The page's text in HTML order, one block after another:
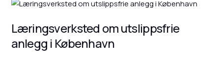
Læringsverksted om utslippsfrie
anlegg i København